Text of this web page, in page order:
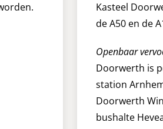
Kasteel
de A50 en de
Openbaar
Doorwerth is
station
Doorwerth
bushalte